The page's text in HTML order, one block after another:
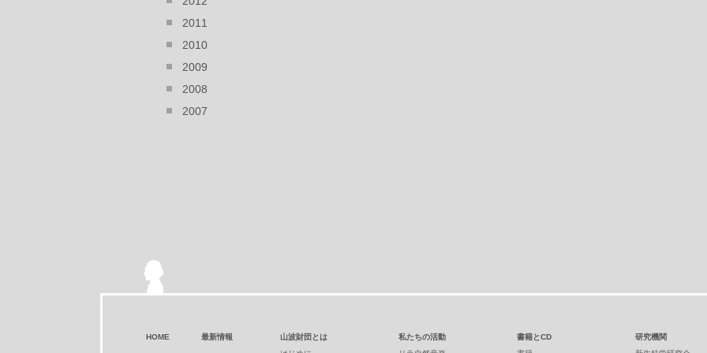
2011
2010
2009
2008
2007
HOME 最新情報
山波財団とは
私たちの活動
書籍とCD
研究機関